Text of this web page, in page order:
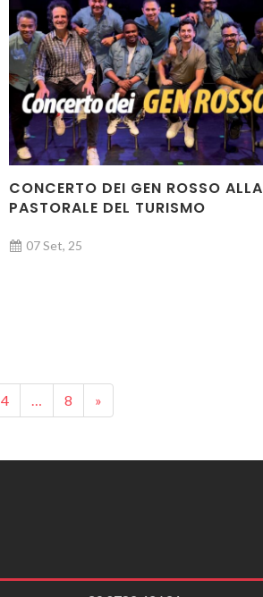
CONCERTO DEI GEN ROSSO ALLA
PASTORALE DEL TURISMO
07 Set, 25
4 … 8 »